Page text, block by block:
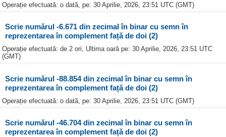
Operație efectuată: o dată, pe: 30 Aprilie, 2026, 23:51 UTC (GMT)
Scrie numărul -6.671 din zecimal în binar cu semn în
reprezentarea în complement față de doi (2)
Operație efectuată: de 2 ori, Ultima oară pe: 30 Aprilie, 2026, 23:51 UTC
(GMT)
Scrie numărul -88.854 din zecimal în binar cu semn în
reprezentarea în complement față de doi (2)
Operație efectuată: o dată, pe: 30 Aprilie, 2026, 23:51 UTC (GMT)
Scrie numărul -46.704 din zecimal în binar cu semn în
reprezentarea în complement față de doi (2)